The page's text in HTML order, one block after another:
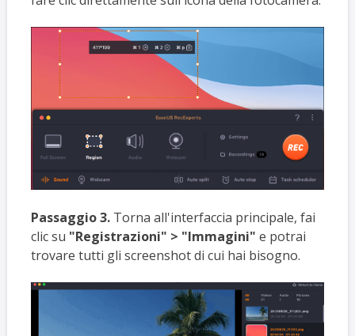
Passaggio 3.Torna all'interfaccia principale, fai
clic su "Registrazioni" > "Immagini" e potrai
trovare tutti gli screenshot di cui hai bisogno.